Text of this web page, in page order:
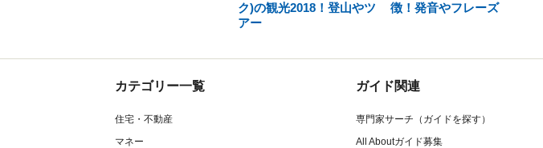
ク)の観光2018！登山やツ
アー
徴！発音やフレーズ
カテゴリー一覧
住宅・不動産
マネー
ガイド関連
専門家サーチ（ガイドを探す）
All Aboutガイド募集